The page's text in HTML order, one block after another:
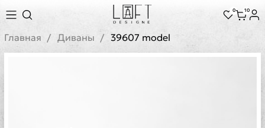
0 10
Главная Диваны 39607 model